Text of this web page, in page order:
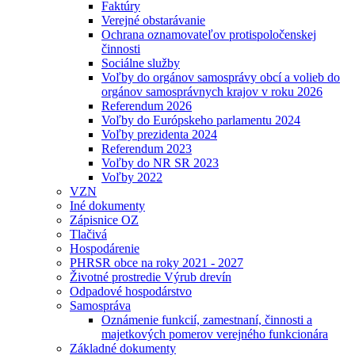
Faktúry
Verejné obstarávanie
Ochrana oznamovateľov protispoločenskej
činnosti
Sociálne služby
Voľby do orgánov samosprávy obcí a volieb do
orgánov samosprávnych krajov v roku 2026
Referendum 2026
Voľby do Európskeho parlamentu 2024
Voľby prezidenta 2024
Referendum 2023
Voľby do NR SR 2023
Voľby 2022
VZN
Iné dokumenty
Zápisnice OZ
Tlačivá
Hospodárenie
PHRSR obce na roky 2021 - 2027
Životné prostredie Výrub drevín
Odpadové hospodárstvo
Samospráva
Oznámenie funkcií, zamestnaní, činnosti a
majetkových pomerov verejného funkcionára
Základné dokumenty